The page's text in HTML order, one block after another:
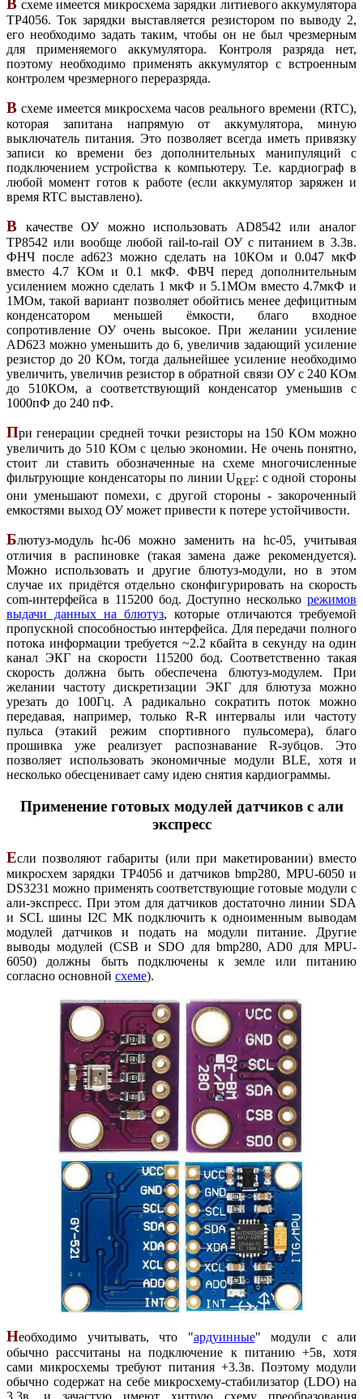
В схеме имеется микросхема зарядки литиевого аккумулятора
TP4056. Ток зарядки выставляется резистором по выводу 2,
его необходимо задать таким, чтобы он не был чрезмерным
для применяемого аккумулятора. Контроля разряда нет,
поэтому необходимо применять аккумулятор с встроенным
контролем чрезмерного переразряда.
В схеме имеется микросхема часов реального времени (RTC),
которая запитана напрямую от аккумулятора, миную
выключатель питания. Это позволяет всегда иметь привязку
записи ко времени без дополнительных манипуляций с
подключением устройства к компьютеру. Т.е. кардиограф в
любой момент готов к работе (если аккумулятор заряжен и
время RTC выставлено).
В качестве ОУ можно использовать AD8542 или аналог
TP8542 или вообще любой rail-to-rail ОУ с питанием в 3.3в.
ФНЧ после ad623 можно сделать на 10КОм и 0.047 мкФ
вместо 4.7 КОм и 0.1 мкФ. ФВЧ перед дополнительным
усилением можно сделать 1 мкФ и 5.1МОм вместо 4.7мкФ и
1МОм, такой вариант позволяет обойтись менее дефицитным
конденсатором меньшей ёмкости, благо входное
сопротивление ОУ очень высокое. При желании усиление
AD623 можно уменьшить до 6, увеличив задающий усиление
резистор до 20 КОм, тогда дальнейшее усиление необходимо
увеличить, увеличив резистор в обратной связи ОУ с 240 КОм
до 510КОм, а соответствующий конденсатор уменьшив с
1000пФ до 240 пФ.
При генерации средней точки резисторы на 150 КОм можно
увеличить до 510 КОм с целью экономии. Не очень понятно,
стоит ли ставить обозначенные на схеме многочисленные
фильтрующие конденсаторы по линии UREF: с одной стороны
они уменьшают помехи, с другой стороны - закороченный
емкостями выход ОУ может привести к потере устойчивости.
Блютуз-модуль hc-06 можно заменить на hc-05, учитывая
отличия в распиновке (такая замена даже рекомендуется).
Можно использовать и другие блютуз-модули, но в этом
случае их придётся отдельно сконфигурировать на скорость
com-интерфейса в 115200 бод. Доступно несколько режимов
выдачи данных на блютуз, которые отличаются требуемой
пропускной способностью интерфейса. Для передачи полного
потока информации требуется ~2.2 кбайта в секунду на один
канал ЭКГ на скорости 115200 бод. Соответственно такая
скорость должна быть обеспечена блютуз-модулем. При
желании частоту дискретизации ЭКГ для блютуза можно
урезать до 100Гц. А радикально сократить поток можно
передавая, например, только R-R интервалы или частоту
пульса (этакий режим спортивного пульсомера), благо
прошивка уже реализует распознавание R-зубцов. Это
позволяет использовать экономичные модули BLE, хотя и
несколько обесценивает саму идею снятия кардиограммы.
Применение готовых модулей датчиков с али
экспресс
Если позволяют габариты (или при макетировании) вместо
микросхем зарядки TP4056 и датчиков bmp280, MPU-6050 и
DS3231 можно применять соответствующие готовые модули с
али-экспресс. При этом для датчиков достаточно линии SDA
и SCL шины I2C МК подключить к одноименным выводам
модулей датчиков и подать на модули питание. Другие
выводы модулей (CSB и SDO для bmp280, AD0 для MPU-
6050) должны быть подключены к земле или питанию
согласно основной схеме).
Необходимо учитывать, что "ардуинные" модули с али
обычно рассчитаны на подключение к питанию +5в, хотя
сами микросхемы требуют питания +3.3в. Поэтому модули
обычно содержат на себе микросхему-стабилизатор (LDO) на
3.3в, и зачастую имеют хитрую схему преобразования